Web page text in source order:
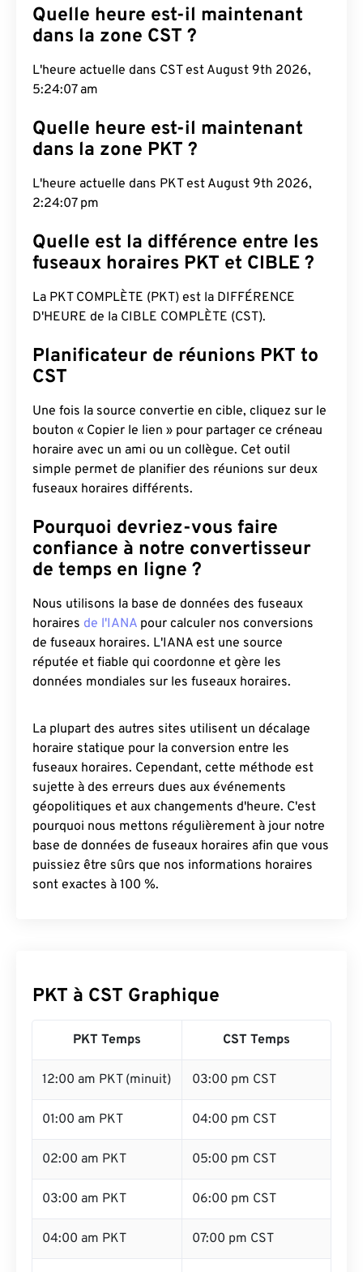
Quelle heure est-il maintenant
dans la zone CST ?
L'heure actuelle dans CST est August 9th 2026,
5:24:08 am
Quelle heure est-il maintenant
dans la zone PKT ?
L'heure actuelle dans PKT est August 9th 2026,
2:24:08 pm
Quelle est la différence entre les
fuseaux horaires PKT et CIBLE ?
La PKT COMPLÈTE (PKT) est la DIFFÉRENCE
D'HEURE de la CIBLE COMPLÈTE (CST).
Planificateur de réunions PKT to
CST
Une fois la source convertie en cible, cliquez sur le
bouton « Copier le lien » pour partager ce créneau
horaire avec un ami ou un collègue. Cet outil
simple permet de planifier des réunions sur deux
fuseaux horaires différents.
Pourquoi devriez-vous faire
confiance à notre convertisseur
de temps en ligne ?
Nous utilisons la base de données des fuseaux
horaires de l'IANA pour calculer nos conversions
de fuseaux horaires. L'IANA est une source
réputée et fiable qui coordonne et gère les
données mondiales sur les fuseaux horaires.
La plupart des autres sites utilisent un décalage
horaire statique pour la conversion entre les
fuseaux horaires. Cependant, cette méthode est
sujette à des erreurs dues aux événements
géopolitiques et aux changements d'heure. C'est
pourquoi nous mettons régulièrement à jour notre
base de données de fuseaux horaires afin que vous
puissiez être sûrs que nos informations horaires
sont exactes à 100 %.
PKT à CST Graphique
PKT Temps CST Temps
12:00 am PKT (minuit) 03:00 pm CST
01:00 am PKT 04:00 pm CST
02:00 am PKT 05:00 pm CST
03:00 am PKT 06:00 pm CST
04:00 am PKT 07:00 pm CST